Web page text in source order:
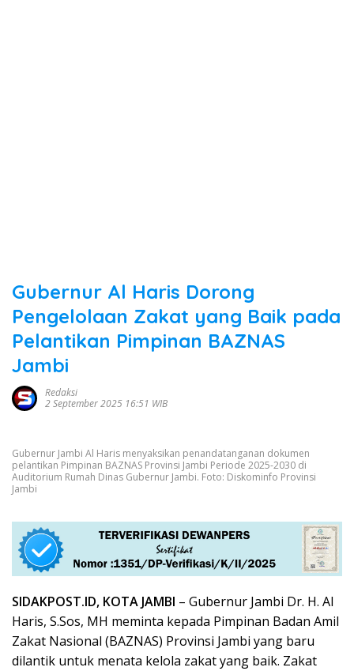
Gubernur Al Haris Dorong
Pengelolaan Zakat yang Baik pada
Pelantikan Pimpinan BAZNAS
Jambi
Redaksi
2 September 2025 16:51 WIB
Gubernur Jambi Al Haris menyaksikan penandatanganan dokumen
pelantikan Pimpinan BAZNAS Provinsi Jambi Periode 2025-2030 di
Auditorium Rumah Dinas Gubernur Jambi. Foto: Diskominfo Provinsi
Jambi
SIDAKPOST.ID, KOTA JAMBI – Gubernur Jambi Dr. H. Al
Haris, S.Sos, MH meminta kepada Pimpinan Badan Amil
Zakat Nasional (BAZNAS) Provinsi Jambi yang baru
dilantik untuk menata kelola zakat yang baik. Zakat